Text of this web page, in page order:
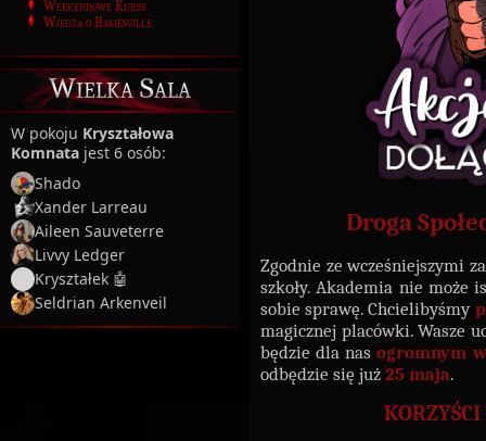
Weekendowe Kursy
Wiedza o Ramesville
Wielka Sala
W pokoju Kryształowa
Komnata jest 6 osób:
Shado
Xander Larreau
Aileen Sauveterre
Livvy Ledger
Kryształek 🤖
Seldrian Arkenveil
Droga
Zgodnie ze wcześniejszymi
szkoły. Akademia nie może
sobie sprawę. Chcielibyśmy
magicznej placówki. Wasze
będzie dla nasogromnym
odbędzie się już 25 maja.